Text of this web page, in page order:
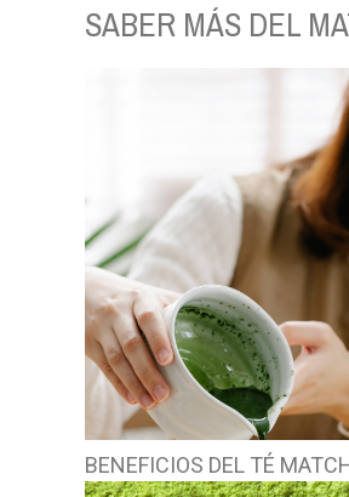
SABER MÁS DEL
BENEFICIOS DEL TÉ